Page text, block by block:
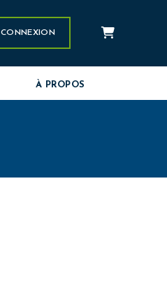
CONNEXION Panier
À PROPOS